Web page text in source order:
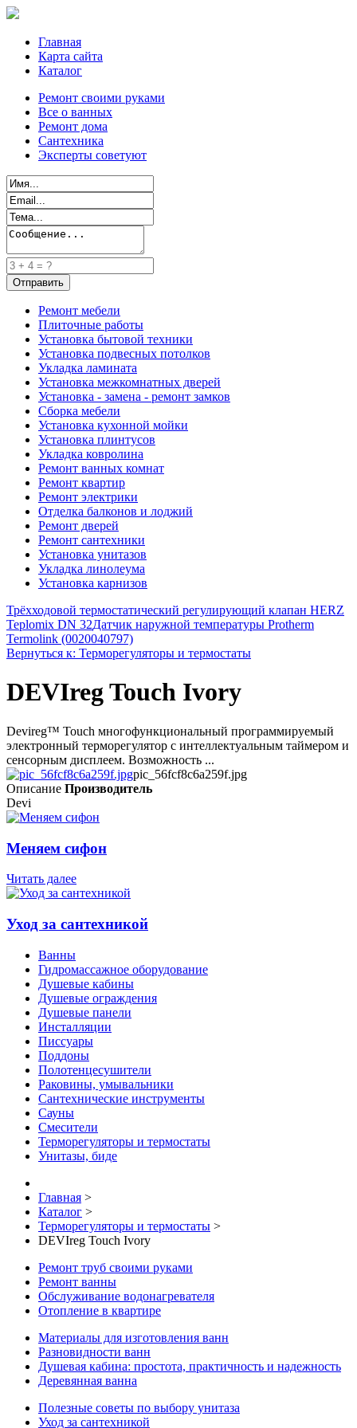
Главная
Карта сайта
Каталог
Ремонт своими руками
Все о ванных
Ремонт дома
Сантехника
Эксперты советуют
Ремонт мебели
Плиточные работы
Установка бытовой техники
Установка подвесных потолков
Укладка ламината
Установка межкомнатных дверей
Установка - замена - ремонт замков
Сборка мебели
Установка кухонной мойки
Установка плинтусов
Укладка ковролина
Ремонт ванных комнат
Ремонт квартир
Ремонт электрики
Отделка балконов и лоджий
Ремонт дверей
Ремонт сантехники
Установка унитазов
Укладка линолеума
Установка карнизов
Трёхходовой термостатический регулирующий клапан HERZ
Teplomix DN 32Датчик наружной температуры Protherm
Termolink (0020040797)
Вернуться к: Терморегуляторы и термостаты
DEVIreg Touch Ivory
Devireg™ Touch многофункциональный программируемый
электронный терморегулятор с интеллектуальным таймером и
сенсорным дисплеем. Возможность ...
pic_56fcf8c6a259f.jpg
Описание Производитель
Devi
Меняем сифон
Читать далее
Уход за сантехникой
Ванны
Гидромассажное оборудование
Душевые кабины
Душевые ограждения
Душевые панели
Инсталляции
Писсуары
Поддоны
Полотенцесушители
Раковины, умывальники
Сантехнические инструменты
Сауны
Смесители
Терморегуляторы и термостаты
Унитазы, биде
Главная >
Каталог >
Терморегуляторы и термостаты >
DEVIreg Touch Ivory
Ремонт труб своими руками
Ремонт ванны
Обслуживание водонагревателя
Отопление в квартире
Материалы для изготовления ванн
Разновидности ванн
Душевая кабина: простота, практичность и надежность
Деревянная ванна
Полезные советы по выбору унитаза
Уход за сантехникой